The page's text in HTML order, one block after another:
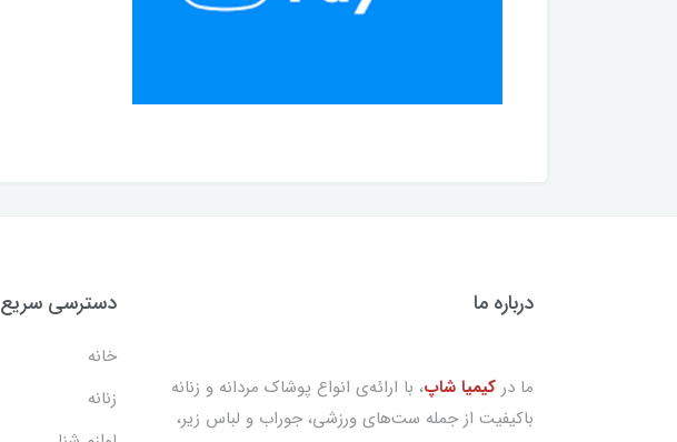
درباره ما
ما درکیمیا شاپ، با ارائه‌ی انواع پوشاک مردانه و زنانه
باکیفیت از جمله ست‌های ورزشی، جوراب و لباس زیر،
دسترسی سریع
خانه
زنانه